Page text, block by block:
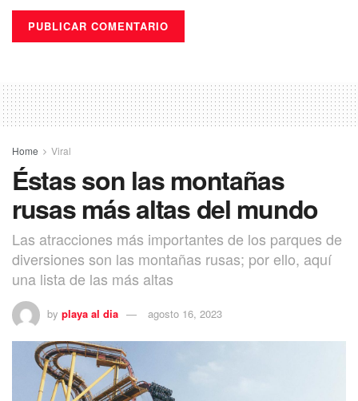
Home Viral
Éstas son las montañas
rusas más altas del mundo
Las atracciones más importantes de los parques de
diversiones son las montañas rusas; por ello, aquí
una lista de las más altas
by playa al dia agosto 16, 2023